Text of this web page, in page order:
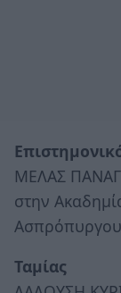
ΜΕΛΑΣ
στην
Ταμίας